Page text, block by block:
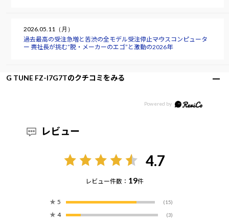
2026.05.11（月）
過去最高の受注急増と苦渋の全モデル受注停止――マウスコンピュータ
ー 軣社長が挑む“脱・メーカーのエゴ”と激動の2026年
G TUNE FZ-I7G7Tのクチコミをみる
レビュー
4.7
レビュー件数： 19件
★ 5 (15)
★ 4 (3)